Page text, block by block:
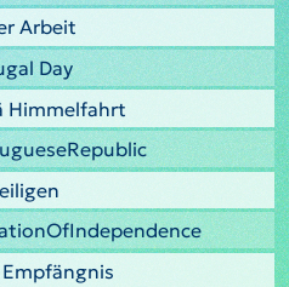
Arbeit
Day
Himmelfahrt